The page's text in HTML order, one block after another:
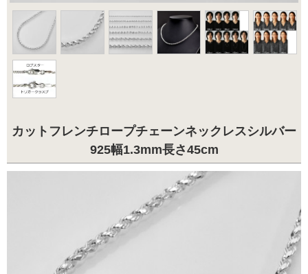
カットフレンチロープチェーンネックレスシルバー
925幅1.3mm長さ45cm